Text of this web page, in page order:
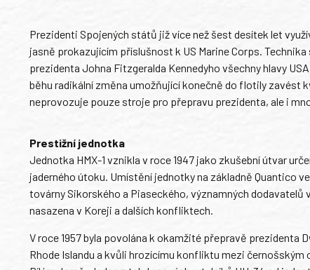
Prezidenti Spojených států již více než šest desítek let
jasně prokazujícím příslušnost k US Marine Corps.
prezidenta Johna Fitzgeralda Kennedyho všechny hlavy
běhu radikální změna umožňující konečně do flotily zavést
neprovozuje pouze stroje pro přepravu prezidenta, ale i
Prestižní jednotka
Jednotka HMX-1 vznikla v roce 1947 jako zkušební útvar
jaderného útoku. Umístění jednotky na základně Quantico
továrny Sikorského a Piaseckého, významných dodavatelů
nasazena v Koreji a dalších konfliktech.
V roce 1957 byla povolána k okamžité přepravě prezidenta
Rhode Islandu a kvůli hrozícímu konfliktu mezi